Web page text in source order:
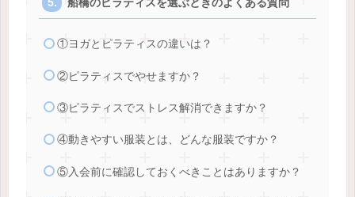
船橋のピラティスを選ぶときのよくある質問
①ヨガとピラティスの違いは？
②ピラティスでやせますか？
③ピラティスでストレス解消できますか？
④動きやすい服装とは、どんな服装ですか？
⑤入会前に確認しておくべきことはありますか？